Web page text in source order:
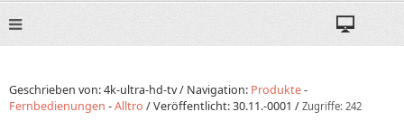
Geschrieben von: 4k-ultra-hd-tv / Navigation: Produkte-
Fernbedienungen -Alltro /Veröffentlicht:30.11.-0001 / Zugriffe: 242